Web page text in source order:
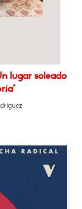
lugar soleado